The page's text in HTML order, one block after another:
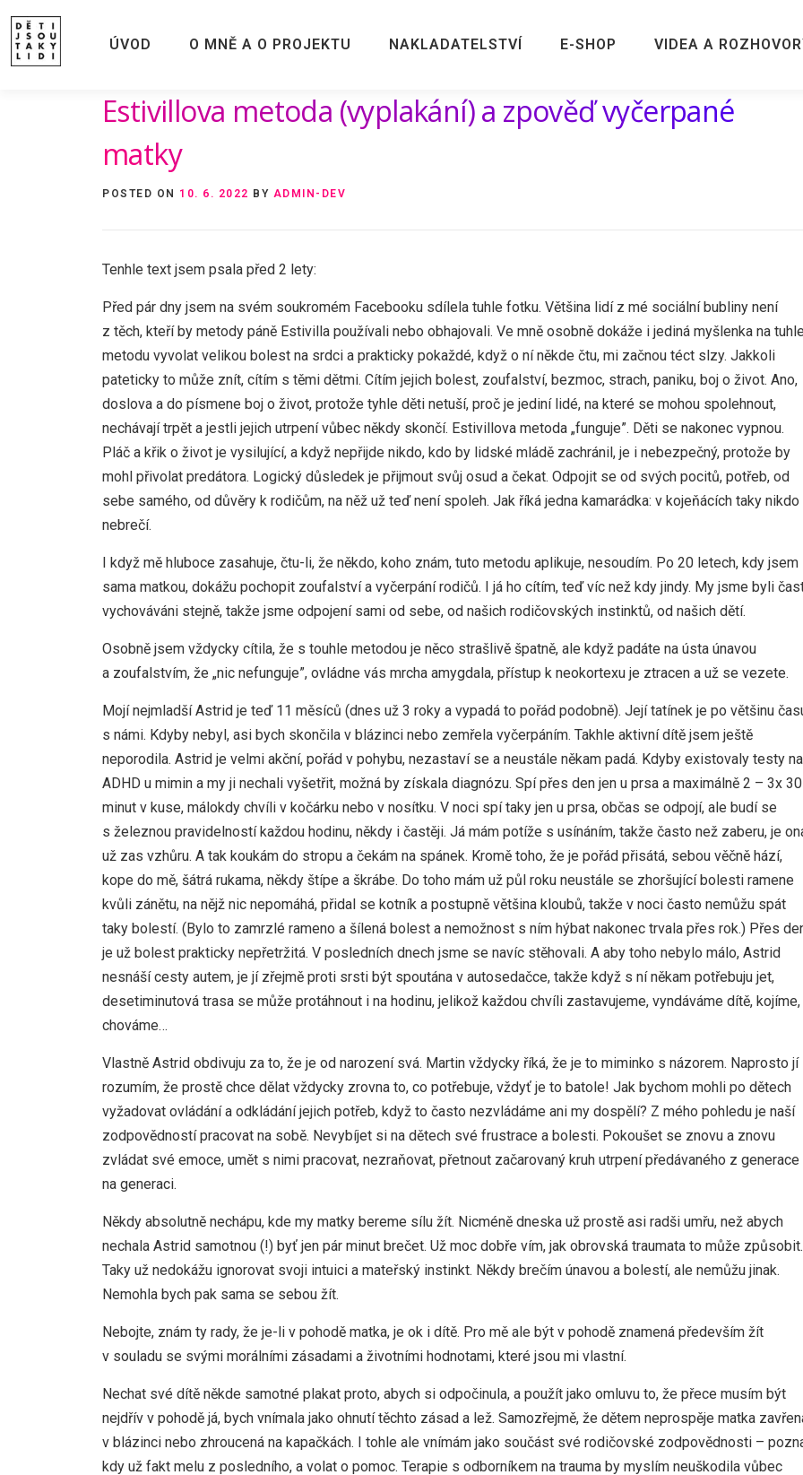
content
ÚVOD O MNĚ A O PROJEKTU NAKLADATELSTVÍ E-SHOP VIDEA A
Estivillova metoda (vyplakání) a zpověď vyčerpané
matky
POSTED ON 10. 6. 2022 BY ADMIN-DEV
Tenhle text jsem psala před 2 lety:
Před pár dny jsem na svém soukromém Facebooku sdílela tuhle fotku. Většina lidí z mé sociální bubliny není
z těch, kteří by metody páně Estivilla používali nebo obhajovali. Ve mně osobně dokáže i jediná myšlenka na
metodu vyvolat velikou bolest na srdci a prakticky pokaždé, když o ní někde čtu, mi začnou téct slzy. Jakkoli
pateticky to může znít, cítím s těmi dětmi. Cítím jejich bolest, zoufalství, bezmoc, strach, paniku, boj o život. Ano,
doslova a do písmene boj o život, protože tyhle děti netuší, proč je jediní lidé, na které se mohou spolehnout,
nechávají trpět a jestli jejich utrpení vůbec někdy skončí. Estivillova metoda „funguje”. Děti se nakonec vypnou.
Pláč a křik o život je vysilující, a když nepřijde nikdo, kdo by lidské mládě zachránil, je i nebezpečný, protože by
mohl přivolat predátora. Logický důsledek je přijmout svůj osud a čekat. Odpojit se od svých pocitů, potřeb, od
sebe samého, od důvěry k rodičům, na něž už teď není spoleh. Jak říká jedna kamarádka: v kojeňácích taky nikdo
nebrečí.
I když mě hluboce zasahuje, čtu-li, že někdo, koho znám, tuto metodu aplikuje, nesoudím. Po 20 letech, kdy jsem
sama matkou, dokážu pochopit zoufalství a vyčerpání rodičů. I já ho cítím, teď víc než kdy jindy. My jsme byli
vychováváni stejně, takže jsme odpojení sami od sebe, od našich rodičovských instinktů, od našich dětí.
Osobně jsem vždycky cítila, že s touhle metodou je něco strašlivě špatně, ale když padáte na ústa únavou
a zoufalstvím, že „nic nefunguje”, ovládne vás mrcha amygdala, přístup k neokortexu je ztracen a už se vezete.
Mojí nejmladší Astrid je teď 11 měsíců (dnes už 3 roky a vypadá to pořád podobně). Její tatínek je po většinu
s námi. Kdyby nebyl, asi bych skončila v blázinci nebo zemřela vyčerpáním. Takhle aktivní dítě jsem ještě
neporodila. Astrid je velmi akční, pořád v pohybu, nezastaví se a neustále někam padá. Kdyby existovaly testy na
ADHD u mimin a my ji nechali vyšetřit, možná by získala diagnózu. Spí přes den jen u prsa a maximálně 2 – 3x 30
minut v kuse, málokdy chvíli v kočárku nebo v nosítku. V noci spí taky jen u prsa, občas se odpojí, ale budí se
s železnou pravidelností každou hodinu, někdy i častěji. Já mám potíže s usínáním, takže často než zaberu, je
už zas vzhůru. A tak koukám do stropu a čekám na spánek. Kromě toho, že je pořád přisátá, sebou věčně hází,
kope do mě, šátrá rukama, někdy štípe a škrábe. Do toho mám už půl roku neustále se zhoršující bolesti ramene
kvůli zánětu, na nějž nic nepomáhá, přidal se kotník a postupně většina kloubů, takže v noci často nemůžu spát
taky bolestí. (Bylo to zamrzlé rameno a šílená bolest a nemožnost s ním hýbat nakonec trvala přes rok.) Přes
je už bolest prakticky nepřetržitá. V posledních dnech jsme se navíc stěhovali. A aby toho nebylo málo, Astrid
nesnáší cesty autem, je jí zřejmě proti srsti být spoutána v autosedačce, takže když s ní někam potřebuju jet,
desetiminutová trasa se může protáhnout i na hodinu, jelikož každou chvíli zastavujeme, vyndáváme dítě, kojíme,
chováme…
Vlastně Astrid obdivuju za to, že je od narození svá. Martin vždycky říká, že je to miminko s názorem. Naprosto jí
rozumím, že prostě chce dělat vždycky zrovna to, co potřebuje, vždyť je to batole! Jak bychom mohli po dětech
vyžadovat ovládání a odkládání jejich potřeb, když to často nezvládáme ani my dospělí? Z mého pohledu je naší
zodpovědností pracovat na sobě. Nevybíjet si na dětech své frustrace a bolesti. Pokoušet se znovu a znovu
zvládat své emoce, umět s nimi pracovat, nezraňovat, přetnout začarovaný kruh utrpení předávaného z generace
na generaci.
Někdy absolutně nechápu, kde my matky bereme sílu žít. Nicméně dneska už prostě asi radši umřu, než abych
nechala Astrid samotnou (!) byť jen pár minut brečet. Už moc dobře vím, jak obrovská traumata to může způsobit.
Taky už nedokážu ignorovat svoji intuici a mateřský instinkt. Někdy brečím únavou a bolestí, ale nemůžu jinak.
Nemohla bych pak sama se sebou žít.
Nebojte, znám ty rady, že je-li v pohodě matka, je ok i dítě. Pro mě ale být v pohodě znamená především žít
v souladu se svými morálními zásadami a životními hodnotami, které jsou mi vlastní.
Nechat své dítě někde samotné plakat proto, abych si odpočinula, a použít jako omluvu to, že přece musím být
nejdřív v pohodě já, bych vnímala jako ohnutí těchto zásad a lež. Samozřejmě, že dětem neprospěje matka
v blázinci nebo zhroucená na kapačkách. I tohle ale vnímám jako součást své rodičovské zodpovědnosti –
kdy už fakt melu z posledního, a volat o pomoc. Terapie s odborníkem na trauma by myslím neuškodila vůbec